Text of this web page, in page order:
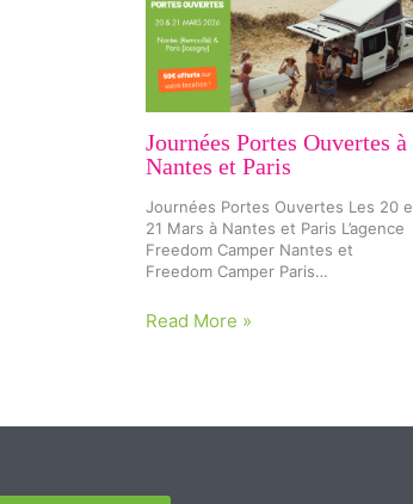
Journées Portes Ouvertes à
Nantes et Paris
Journées Portes Ouvertes Les 20
21 Mars à Nantes et Paris L’agence
Freedom Camper Nantes et
Freedom Camper Paris…
Read More »